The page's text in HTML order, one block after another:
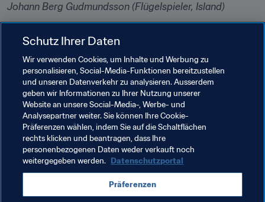
Johann Berg Gudmundsson (Flügelspieler, Island)
Die meisten Isländer haben auf Brasilien oder
Argentinien als Gegner gehofft. Dieser Wunsch ging in
Erfüllung. Natürlich wollen wir die nächste Runde
erreichen und dann so weit wie möglich kommen."
Olafur Skulason (Mittelfeldspieler, Island)
Verwandte Themen
Weltrangliste (Männer) FIFA-Weltrangliste
Schutz Ihrer Daten
Wir verwenden Cookies, um Inhalte und Werbung zu
personalisieren, Social-Media-Funktionen bereitzustellen
und unseren Datenverkehr zu analysieren. Ausserdem
geben wir Informationen zu Ihrer Nutzung unserer
Website an unsere Social-Media-, Werbe- und
Analysepartner weiter. Sie können Ihre Cookie-
Präferenzen wählen, indem Sie auf die Schaltflächen
rechts klicken und beantragen, dass Ihre
personenbezogenen Daten weder verkauft noch
weitergegeben werden. Datenschutzportal
Präferenzen